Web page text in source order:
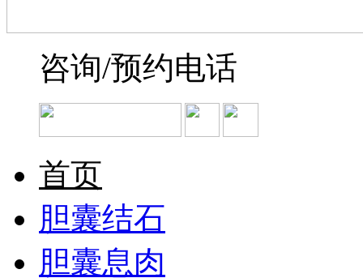
咨询/预约电话
首页
胆囊结石
胆囊息肉